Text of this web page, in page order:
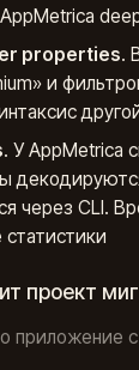
properties.
и
. У AppMetrica
через CLI.
статистики
проект
приложение